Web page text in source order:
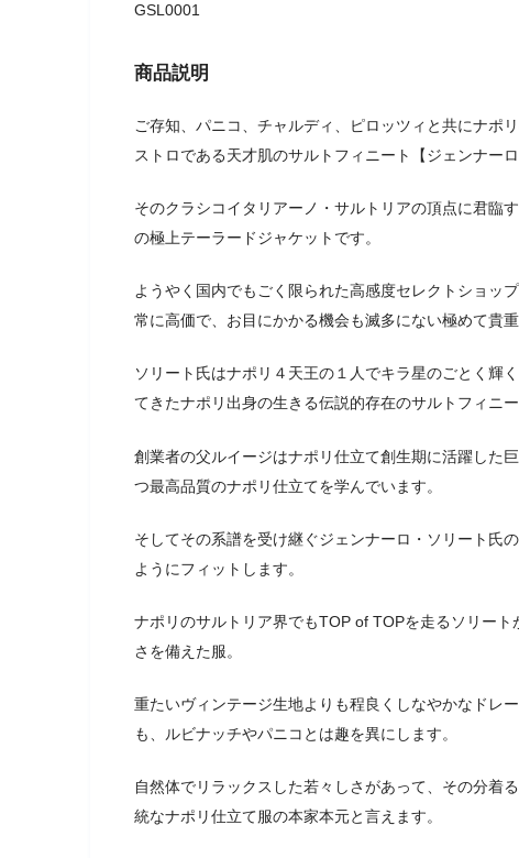
GSL0001
商品説明
ご存知、パニコ、チャルディ、ピロッツィと共にナポ
ストロである天才肌のサルトフィニート【ジェンナーロ
そのクラシコイタリアーノ・サルトリアの頂点に君臨
の極上テーラードジャケットです。
ようやく国内でもごく限られた高感度セレクトショッ
常に高価で、お目にかかる機会も滅多にない極めて貴重
ソリート氏はナポリ４天王の１人でキラ星のごとく輝
てきたナポリ出身の生きる伝説的存在のサルトフィニー
創業者の父ルイージはナポリ仕立て創生期に活躍した
つ最高品質のナポリ仕立てを学んでいます。
そしてその系譜を受け継ぐジェンナーロ・ソリート氏
ようにフィットします。
ナポリのサルトリア界でもTOP of TOPを走るソリー
さを備えた服。
重たいヴィンテージ生地よりも程良くしなやかなドレ
も、ルビナッチやパニコとは趣を異にします。
自然体でリラックスした若々しさがあって、その分着
統なナポリ仕立て服の本家本元と言えます。